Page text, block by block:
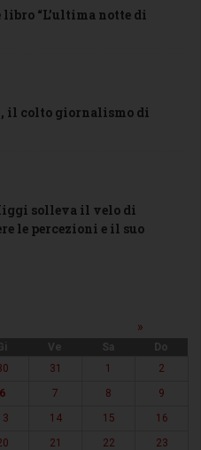
“L’ultima notte di
il colto giornalismo di
solleva il velo di
le percezioni e il suo
»
Ve Sa
Do
31 1
2
6 7 8
9
14 15
16
21 22
23